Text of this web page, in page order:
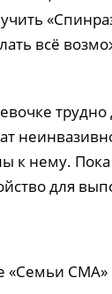
всё
трудно
к нему.
для
СМА»